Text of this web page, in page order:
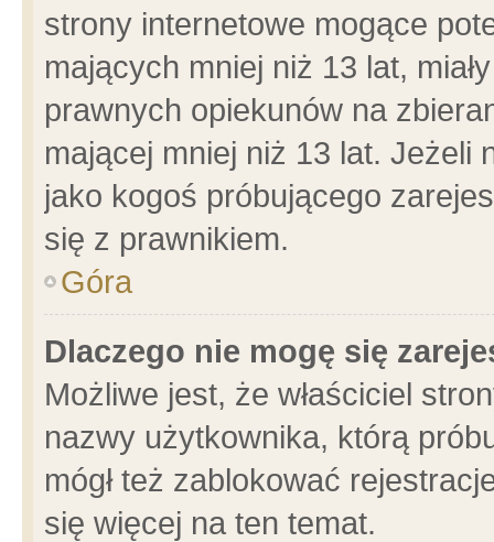
strony internetowe mogące
mających mniej niż 13 lat,
prawnych opiekunów na
mającej mniej niż 13 lat. Jeżeli
jako kogoś próbującego
się z prawnikiem.
Góra
Dlaczego nie mogę się
Możliwe jest, że właściciel
nazwy użytkownika, którą
mógł też zablokować
się więcej na ten temat.